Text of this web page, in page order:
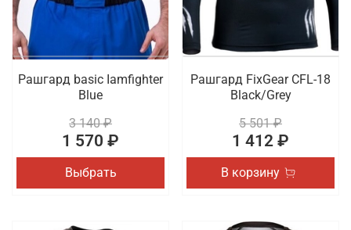
Рашгард basic Iamfighter
Blue
3 140 ₽
1 570 ₽
Выбрать
Рашгард FixGear CFL-18
Black/Grey
5 501 ₽
1 412 ₽
В корзину